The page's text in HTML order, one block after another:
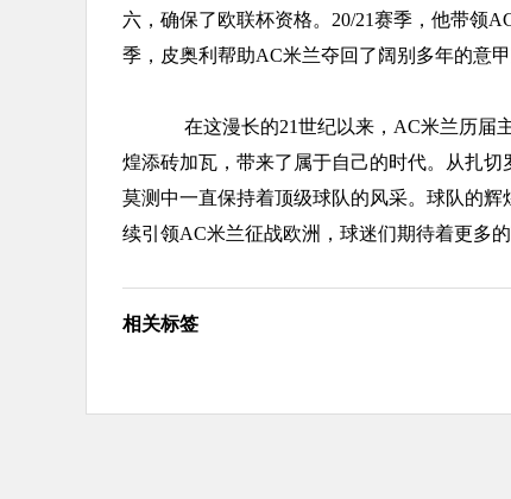
六，确保了欧联杯资格。20/21赛季，他带领
季，皮奥利帮助AC米兰夺回了阔别多年的意
在这漫长的21世纪以来，AC米兰历届
煌添砖加瓦，带来了属于自己的时代。从扎
莫测中一直保持着顶级球队的风采。球队的
续引领AC米兰征战欧洲，球迷们期待着更多的
相关标签